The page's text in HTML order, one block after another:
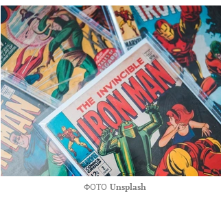
ФОТО Unsplash